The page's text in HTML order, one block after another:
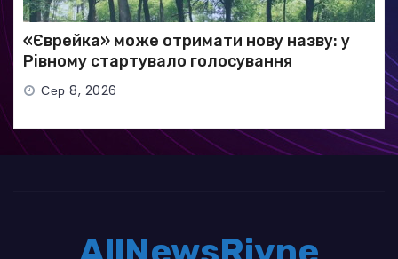
«Єврейка» може отримати нову назву: у
Рівному стартувало голосування
Сер 8, 2026